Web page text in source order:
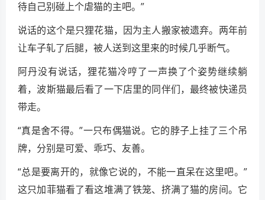
待自己别碰上个虐猫的主吧。”
说话的这个是只狸花猫，因为主人搬家被遗弃。两年前
让车子轧了后腿，被人送到这里来的时候几乎断气。
阿丹没有说话，狸花猫冷哼了一声换了个姿势继续躺
着，波斯猫最后看了一下店里的同伴们，最终被快递员
带走。
“真是舍不得。”一只布偶猫说。它的脖子上挂了三个吊
牌，分别是可爱、乖巧、友善。
“总是要离开的，就像它说的，不能一直呆在这里吧。”
这只加菲猫看了看这堆满了铁笼、挤满了猫的房间。它